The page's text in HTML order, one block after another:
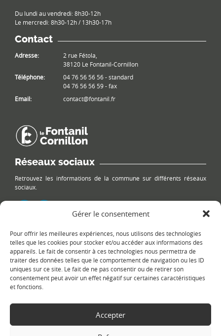
Gérer le consentement
Pour offrir les meilleures expériences, nous utilisons des technologies
telles que les cookies pour stocker et/ou accéder aux informations des
appareils. Le fait de consentir à ces technologies nous permettra de
traiter des données telles que le comportement de navigation ou les ID
uniques sur ce site. Le fait de ne pas consentir ou de retirer son
consentement peut avoir un effet négatif sur certaines caractéristiques
et fonctions.
Accepter
Du lundi au vendredi: 8h30-12h
Le mercredi: 8h30-12h / 13h30-17h
Contact
Adresse:
2 rue Fétola,
38120 Le Fontanil-Cornillon
Téléphone:
04 76 56 56 56 - standard
04 76 56 56 59 - fax
Email:
contact@fontanil.fr
Réseaux sociaux
Retrouvez les informations de la commune sur différents réseaux
sociaux.
Le plan du site
Copyright ⒸLe Fontanil-Cornillon-Mentions légales-Politique de